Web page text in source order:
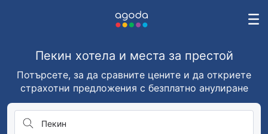
Пекин хотела и места за престой
Потърсете, за да сравните цените и да откриете
страхотни предложения с безплатно анулиране
Пекин